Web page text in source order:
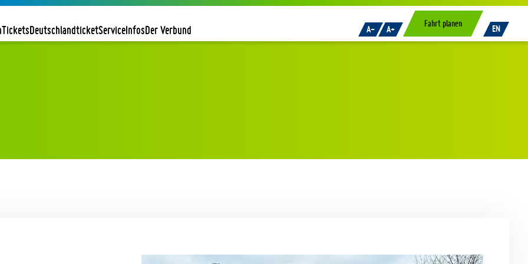
TicketsDeutschlandticketServiceInfosDer Verbund A- A+ Fahrt planen EN